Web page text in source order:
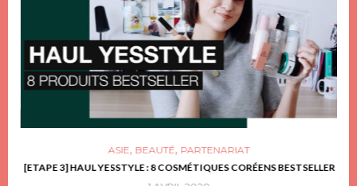
ASIE, BEAUTÉ, PARTENARIAT
[ETAPE 3] HAUL YESSTYLE : 8 COSMÉTIQUES CORÉENS BESTSELLER